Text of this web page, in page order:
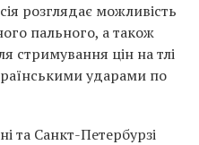
розглядає можливість
пального, а також
стримування цін на тлі
ударами по
та Санкт-Петербурзі